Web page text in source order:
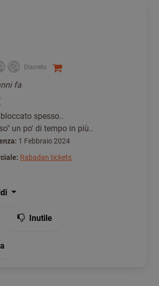
Discreto
fa
spesso..
un po' di tempo in più..
1 Febbraio 2024
Rabadan tickets
Inutile